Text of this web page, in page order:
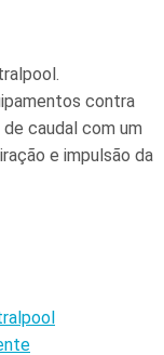
contra
caudal com um
e impulsão da